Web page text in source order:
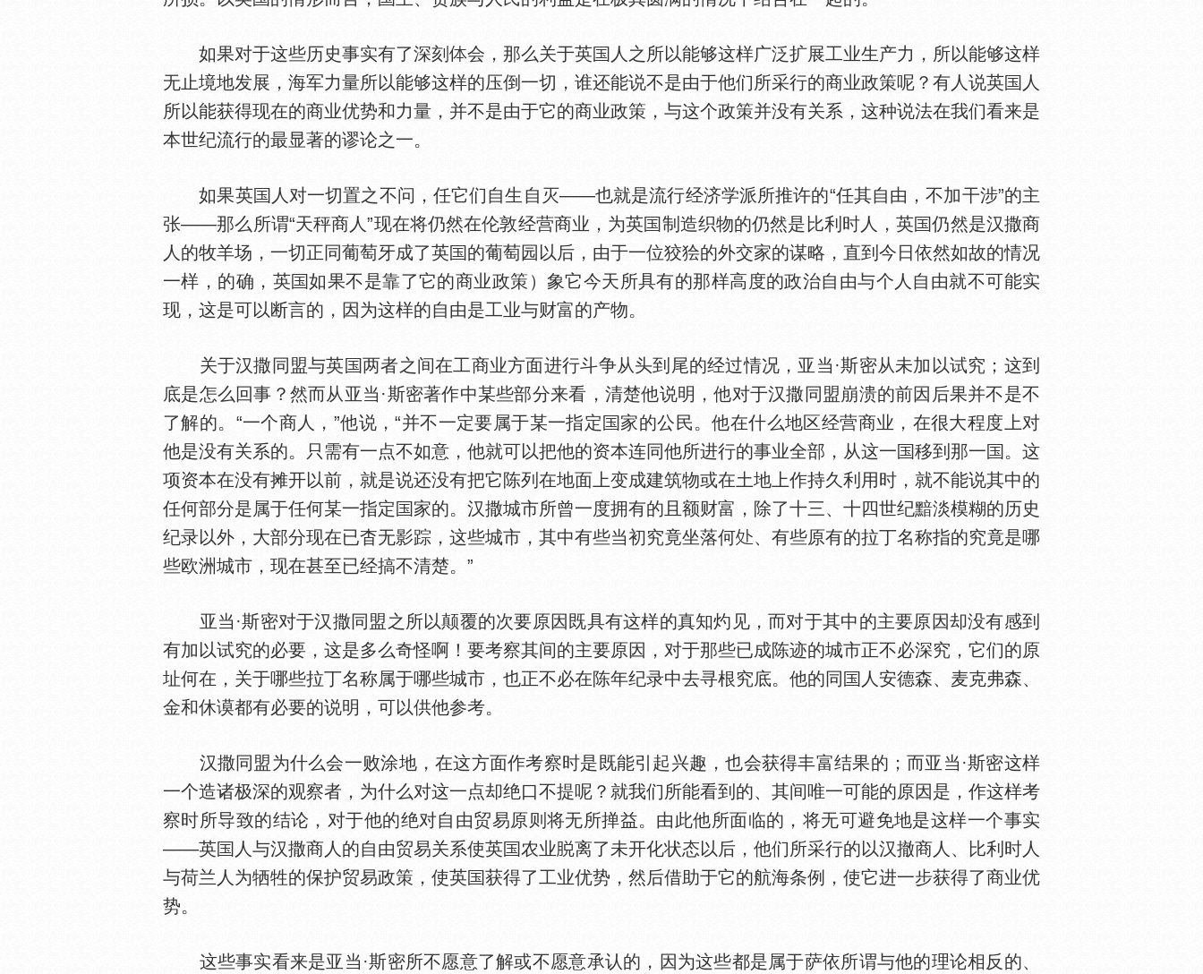
如果对于这些历史事实有了深刻 会，那么关于英
人之所以能够这样广泛扩展工业生产力，所以能够这样
无止境地发展，海军力量所以能够这样的压倒一切，谁还能说不是由于他们所采行的商业政策呢？有人说英
人
所以能获得现在的商业优势和力量，并不是由于它的商业政策，与这个政策并没有关系，这种说法在我们看来是
本世纪流行的最显著的谬论之一。
如果英
人对一切置之不问，任它们自生自灭——也就是流行经济学派所推许的“任其自由，不加干涉”的主
张——那么所谓“天秤商人”现在将仍然在伦敦经营商业，为英
制造织物的仍然是比利时人，英
仍然是汉撒商
人的牧羊场，一切正同葡萄牙成了英
的葡萄园以后，由于一位狡狯的外交家的谋略，直到今日依然如故的情况
一样，的确，英
如果不是靠了它的商业政策）象它今天所具有的那样高度的政治自由与个人自由就不可能实
现，这是可以断言的，因为这样的自由是工业与财富的产物。
关于汉撒同盟与英
两者之间在工商业方面进行斗争从头到尾的经过情况，亚当·斯密从未加以试究；这到
底是怎么回事？然而从亚当·斯密著作中某些部分来看，清楚他说明，他对于汉撒同盟崩溃的前因后果并不是不
了解的。“一个商人，”他说，“并不一定要属于某一指定
家的公民。他在什么地区经营商业，在很大程度上对
他是没有关系的。只需有一点不如意，他就可以把他的资本连同他所进行的事业全部，从这一
移到那一
。这
项资本在没有摊开以前，就是说还没有把它陈列在地面上变成建筑物或在土地上作持久利用时，就不能说其中的
任何部分是属于任何某一指定
家的。汉撒城市所曾一度拥有的且额财富，除了十三、十四世纪黯淡模糊的历史
纪录以外，大部分现在已杳无影踪，这些城市，其中有些当初究竟坐落何
、有些原有的拉丁名称指的究竟是哪
些欧洲城市，现在甚至已经搞不清楚。”
亚当·斯密对于汉撒同盟之所以颠覆的次要原因既具有这样的真知灼见，而对于其中的主要原因却没有感到
有加以试究的必要，这是多么奇怪啊！要考察其间的主要原因，对于那些已成陈迹的城市正不必深究，它们的原
址何在，关于哪些拉丁名称属于哪些城市，也正不必在陈年纪录中去寻根究底。他的同
人安德森、麦克弗森、
金和休谟都有必要的说明，可以供他参考。
汉撒同盟为什么会一败涂地，在这方面作考察时是既能引起兴趣，也会获得丰富结果的；而亚当·斯密这样
一个造诸极深的观察者，为什么对这一点却绝口不提呢？就我们所能看到的、其间唯一可能的原因是，作这样考
察时所导致的结论，对于他的绝对自由贸易原则将无所掸益。由此他所面临的，将无可避免地是这样一个事实
——英
人与汉撒商人的自由贸易关系使英 农业
离了未开化状态以后，他们所采行的以汉撤商人、比利时人
与荷兰人为牺牲的保护贸易政策，使英
获得了工业优势，然后借助于它的航海条例，使它进一步获得了商业优
势。
这些事实看来是亚当·斯密所不愿意了解或不愿意承认的，因为这些都是属于萨依所谓与他的理论相反的、